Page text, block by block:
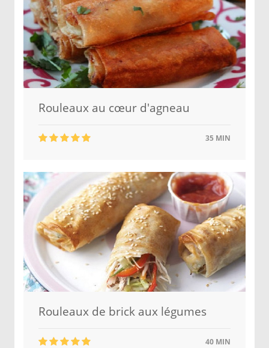
Rouleaux au cœur d'agneau
35 MIN
Rouleaux de brick aux légumes
40 MIN